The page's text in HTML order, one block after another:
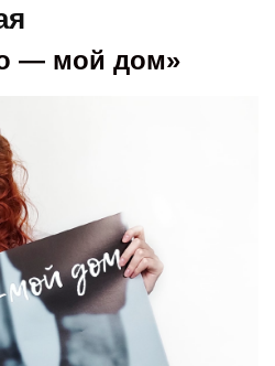
— мой дом»